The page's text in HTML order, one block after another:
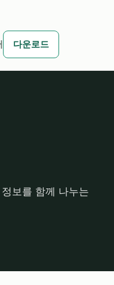
다운로드
보를 함께 나누는